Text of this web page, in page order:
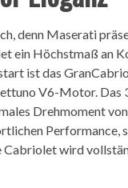
denn Maserati
ein Höchstmaß an
ist das
V6-Motor. Das
Drehmoment
Performance,
Cabriolet wird